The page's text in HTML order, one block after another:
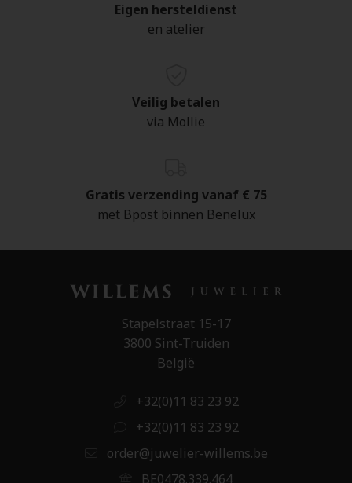
Eigen hersteldienst
en atelier
Veilig betalen
via Mollie
Gratis verzending vanaf € 75
met Bpost binnen Benelux
Stapelstraat 15-17
3800 Sint-Truiden
België
+32(0)11 83 23 92
+32(0)11 83 23 92
order@juwelier-willems.be
BE0478.339.464